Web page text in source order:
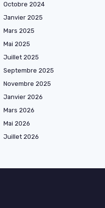
Octobre 2024
Janvier 2025
Mars 2025
Mai 2025
Juillet 2025
Septembre 2025
Novembre 2025
Janvier 2026
Mars 2026
Mai 2026
Juillet 2026